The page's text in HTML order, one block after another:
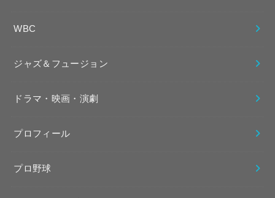
WBC
ジャズ＆フュージョン
ドラマ・映画・演劇
プロフィール
プロ野球